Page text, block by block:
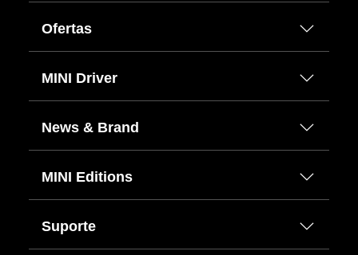
Ofertas
MINI Driver
News & Brand
MINI Editions
Suporte